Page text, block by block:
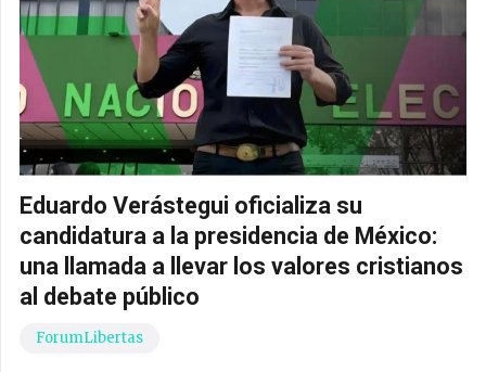
Eduardo Verástegui oficializa su
candidatura a la presidencia de México:
una llamada a llevar los valores cristianos
al debate público
ForumLibertas